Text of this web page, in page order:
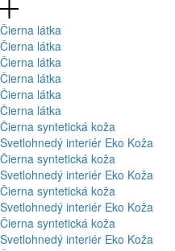
Čierna látka
Čierna látka
Čierna látka
Čierna látka
Čierna látka
Čierna látka
Čierna syntetická koža
Svetlohnedý interiér Eko Koža
Čierna syntetická koža
Svetlohnedý interiér Eko Koža
Čierna syntetická koža
Svetlohnedý interiér Eko Koža
Čierna syntetická koža
Svetlohnedý interiér Eko Koža